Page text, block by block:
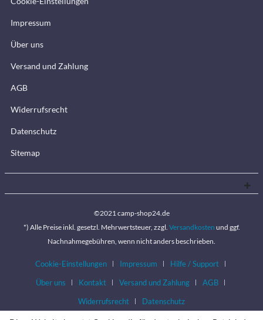
Impressum
Über uns
Versand und Zahlung
AGB
Widerrufsrecht
Datenschutz
Sitemap
©2021 camp-shop24.de
*) Alle Preise inkl. gesetzl. Mehrwertsteuer, zzgl. Versandkosten und ggf.
Nachnahmegebühren, wenn nicht anders beschrieben.
Cookie-Einstellungen Impressum
Hilfe / Support
Über uns
Kontakt Versand und Zahlung
AGB
Widerrufsrecht
Datenschutz